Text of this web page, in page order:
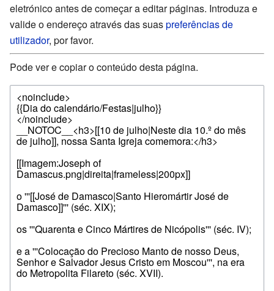
eletrónico antes de começar a editar páginas. Introduza e
valide o endereço através das suaspreferências de
utilizador, por favor.
Pode ver e copiar o conteúdo desta página.